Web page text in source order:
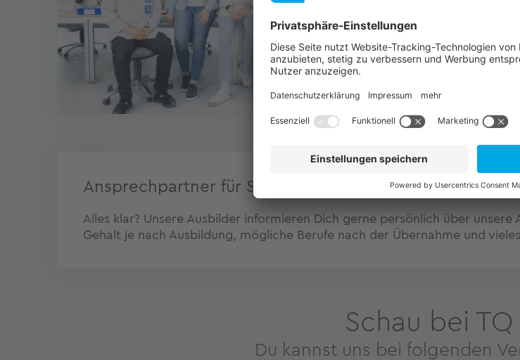
Du
Ansprechpartner für Schüler
Alles klar? Unsere Ausbilder informieren Dich gerne persönlich über
Gehalt je nach Ausbildung, mögliche Berufe nach der Übernahme und
Schau bei
Du kannst uns bei folgenden